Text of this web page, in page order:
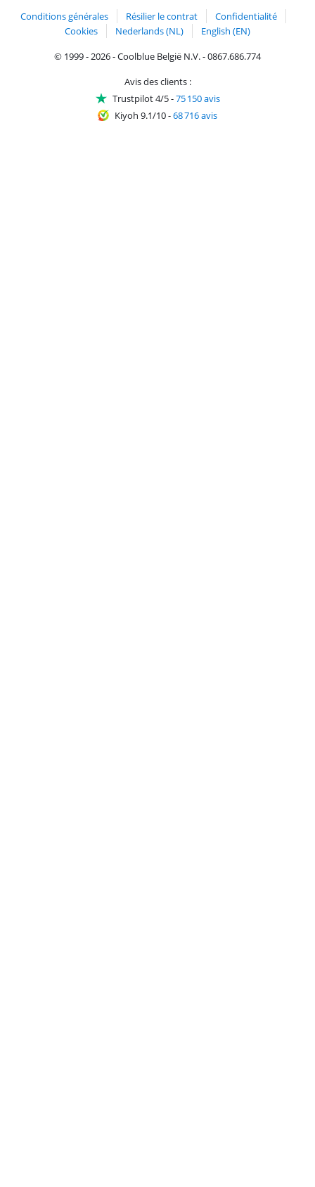
Conditions générales Résilier le contrat
Confidentialité
Cookies
Nederlands (NL)
English (EN)
© 1999 - 2026 - Coolblue België N.V. - 0867.686.774
Avis des clients :
Trustpilot 4/5-75 150 avis
Kiyoh 9.1/10-68 716 avis